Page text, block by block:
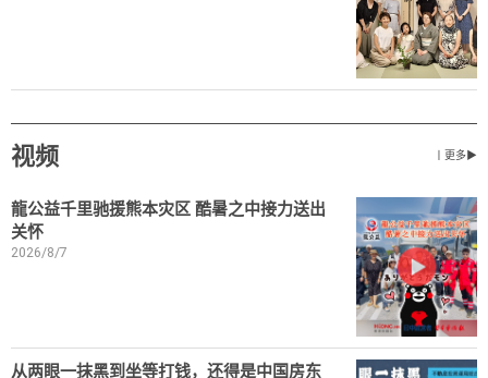
视频 丨更多▶
龍公益千里驰援熊本灾区 酷暑之中接力送出
关怀
2026/8/7
从两眼一抹黑到坐等打钱，还得是中国房东